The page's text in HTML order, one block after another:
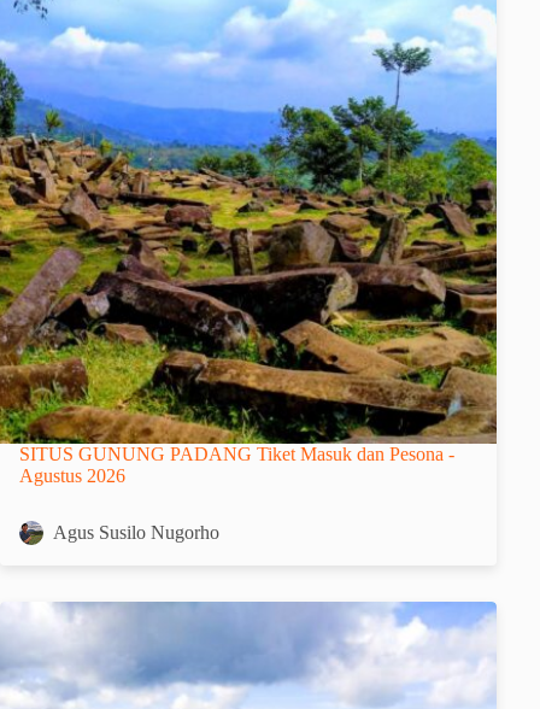
SITUS GUNUNG PADANG Tiket Masuk dan Pesona -
Agustus 2026
Agus Susilo Nugorho